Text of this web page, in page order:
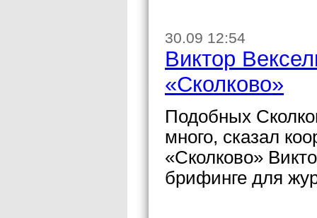
30.09 12:54
Виктор
«Сколково»
Подобных
много, сказал
«Сколково»
брифинге для